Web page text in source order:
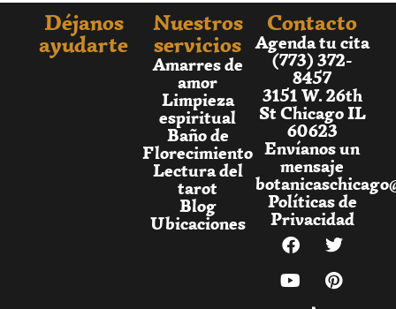
Déjanos
ayudarte
Nuestros
servicios
Amarres de
amor
Limpieza
espiritual
Baño de
Florecimiento
Lectura del
tarot
Blog
Ubicaciones
Contacto
Agenda tu cita
(773) 372-
8457
3151 W. 26th
St Chicago IL
60623
Envíanos un
mensaje
Políticas de
Privacidad